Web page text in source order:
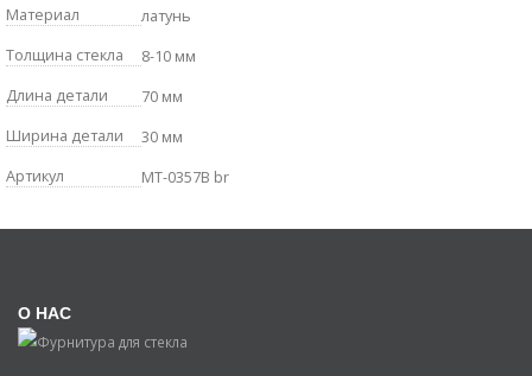
Материал
латунь
Толщина стекла
8-10 мм
Длина детали
70 мм
Ширина детали
30 мм
Артикул
MT-0357B br
О НАС